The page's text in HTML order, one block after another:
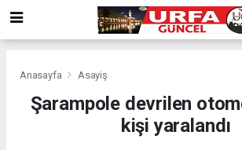
Anasayfa Asayiş
Şarampole devrilen
kişi yaralandı